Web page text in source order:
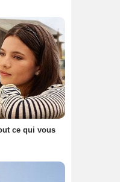
ce qui vous